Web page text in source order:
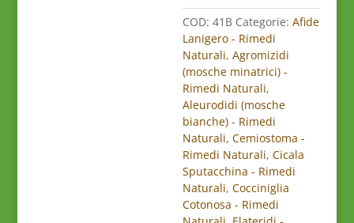
Naturali
per
le
Piante
quantità
COD:41B Categorie:Afide
Lanigero - Rimedi
Naturali,Agromizidi
(mosche minatrici) -
Rimedi Naturali,
Aleurodidi (mosche
bianche) - Rimedi
Naturali,Cemiostoma -
Rimedi Naturali,Cicala
Sputacchina - Rimedi
Naturali,Cocciniglia
Cotonosa - Rimedi